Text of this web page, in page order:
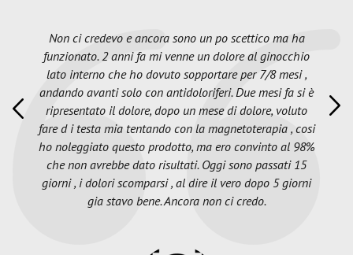
Non ci credevo e ancora sono un po scettico ma ha
funzionato. 2 anni fa mi venne un dolore al ginocchio
lato interno che ho dovuto sopportare per 7/8 mesi ,
andando avanti solo con antidoloriferi. Due mesi fa si è
ripresentato il dolore, dopo un mese di dolore, voluto
fare d i testa mia tentando con la magnetoterapia , cosi
ho noleggiato questo prodotto, ma ero convinto al 98%
che non avrebbe dato risultati. Oggi sono passati 15
giorni , i dolori scomparsi , al dire il vero dopo 5 giorni
gia stavo bene. Ancora non ci credo.